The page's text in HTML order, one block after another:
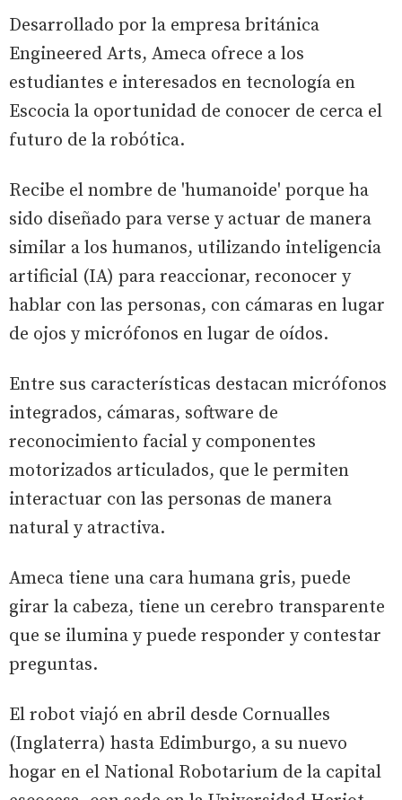
Desarrollado por la empresa británica
Engineered Arts, Ameca ofrece a los
estudiantes e interesados en tecnología en
Escocia la oportunidad de conocer de cerca el
futuro de la robótica.
Recibe el nombre de 'humanoide' porque ha
sido diseñado para verse y actuar de manera
similar a los humanos, utilizando inteligencia
artificial (IA) para reaccionar, reconocer y
hablar con las personas, con cámaras en lugar
de ojos y micrófonos en lugar de oídos.
Entre sus características destacan micrófonos
integrados, cámaras, software de
reconocimiento facial y componentes
motorizados articulados, que le permiten
interactuar con las personas de manera
natural y atractiva.
Ameca tiene una cara humana gris, puede
girar la cabeza, tiene un cerebro transparente
que se ilumina y puede responder y contestar
preguntas.
El robot viajó en abril desde Cornualles
(Inglaterra) hasta Edimburgo, a su nuevo
hogar en el National Robotarium de la capital